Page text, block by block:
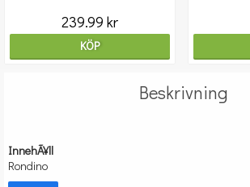
239.99 kr
KÖP
Beskrivning
InnehÃ¥ll
Rondino